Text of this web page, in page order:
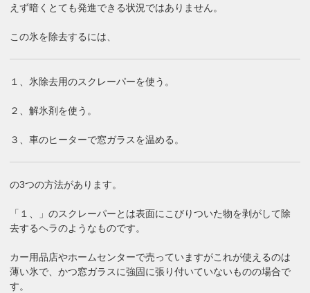
えず暗くとても発進できる状況ではありません。
この氷を除去するには、
１、氷除去用のスクレーパーを使う。
２、解氷剤を使う。
３、車のヒーターで窓ガラスを温める。
の3つの方法があります。
「１、」のスクレーパーとは表面にこびりついた物を剥がして除
去するヘラのようなものです。
カー用品店やホームセンターで売っていますがこれが使えるのは
薄い氷で、かつ窓ガラスに強固に張り付いていないものの場合で
す。